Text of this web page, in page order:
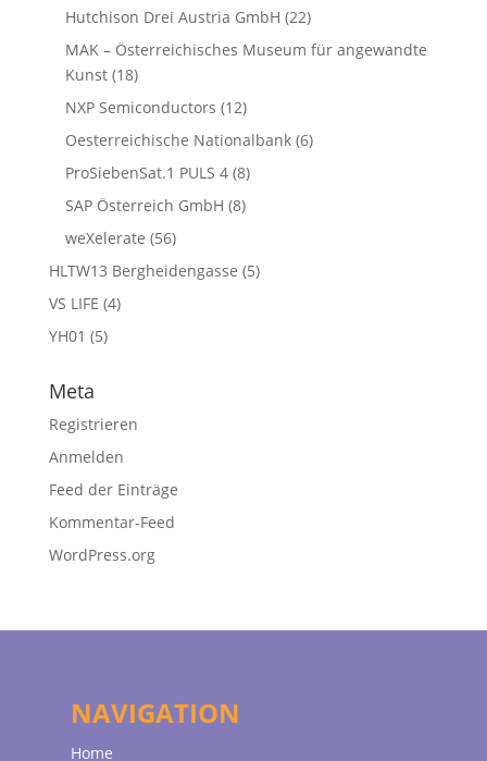
Hutchison Drei Austria GmbH (22)
MAK – Österreichisches Museum für angewandte
Kunst(18)
NXP Semiconductors (12)
Oesterreichische Nationalbank(6)
ProSiebenSat.1 PULS 4(8)
SAP Österreich GmbH (8)
weXelerate (56)
HLTW13 Bergheidengasse (5)
VS LIFE (4)
YH01 (5)
Meta
Registrieren
Anmelden
Feed der Einträge
Kommentar-Feed
WordPress.org
NAVIGATION
Home